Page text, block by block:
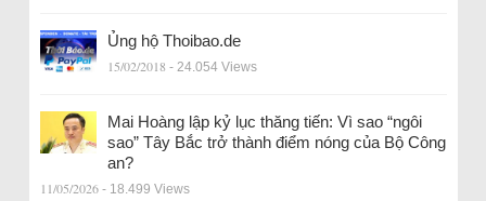
Ủng hộ Thoibao.de
15/02/2018 - 24.054 Views
Mai Hoàng lập kỷ lục thăng tiến: Vì sao “ngôi
sao” Tây Bắc trở thành điểm nóng của Bộ Công
an?
11/05/2026 - 18.499 Views